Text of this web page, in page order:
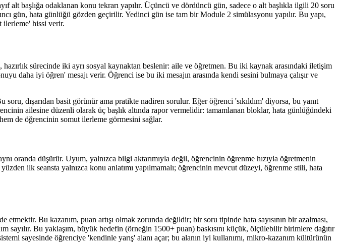
başlığa odaklanan konu tekrarı yapılır. Üçüncü ve dördüncü gün, sadece o alt başlıkla ilgili 20 soru
gün, hata günlüğü gözden geçirilir. Yedinci gün ise tam bir Module 2 simülasyonu yapılır. Bu yapı,
ilerleme' hissi verir.
sürecinde iki ayrı sosyal kaynaktan beslenir: aile ve öğretmen. Bu iki kaynak arasındaki iletişim
daha iyi öğren' mesajı verir. Öğrenci ise bu iki mesajın arasında kendi sesini bulmaya çalışır ve
soru, dışarıdan basit görünür ama pratikte nadiren sorulur. Eğer öğrenci 'sıkıldım' diyorsa, bu yanıt
ailesine düzenli olarak üç başlık altında rapor vermelidir: tamamlanan bloklar, hata günlüğündeki
de öğrencinin somut ilerleme görmesini sağlar.
oranda düşürür. Uyum, yalnızca bilgi aktarımıyla değil, öğrencinin öğrenme hızıyla öğretmenin
ilk seansta yalnızca konu anlatımı yapılmamalı; öğrencinin mevcut düzeyi, öğrenme stili, hata
Bu kazanım, puan artışı olmak zorunda değildir; bir soru tipinde hata sayısının bir azalması,
Bu yaklaşım, büyük hedefin (örneğin 1500+ puan) baskısını küçük, ölçülebilir birimlere dağıtır
sayesinde öğrenciye 'kendinle yarış' alanı açar; bu alanın iyi kullanımı, mikro-kazanım kültürünün